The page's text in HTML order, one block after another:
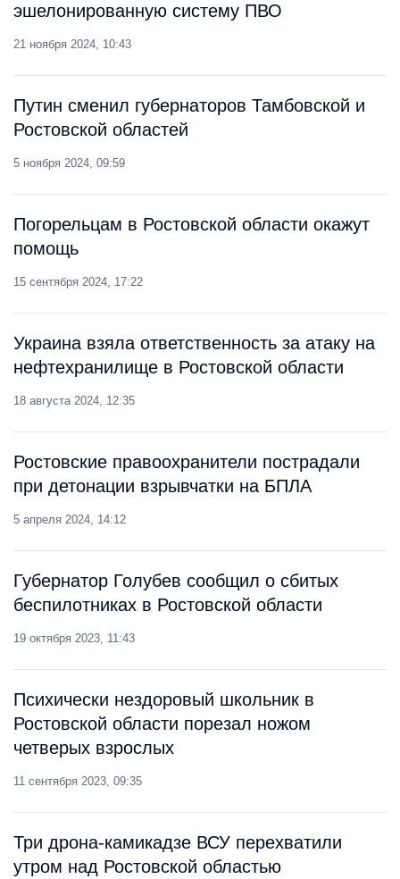
эшелонированную систему ПВО
21 ноября 2024, 10:43
Путин сменил губернаторов Тамбовской и
Ростовской областей
5 ноября 2024, 09:59
Погорельцам в Ростовской области окажут
помощь
15 сентября 2024, 17:22
Украина взяла ответственность за атаку на
нефтехранилище в Ростовской области
18 августа 2024, 12:35
Ростовские правоохранители пострадали
при детонации взрывчатки на БПЛА
5 апреля 2024, 14:12
Губернатор Голубев сообщил о сбитых
беспилотниках в Ростовской области
19 октября 2023, 11:43
Психически нездоровый школьник в
Ростовской области порезал ножом
четверых взрослых
11 сентября 2023, 09:35
Три дрона-камикадзе ВСУ перехватили
утром над Ростовской областью